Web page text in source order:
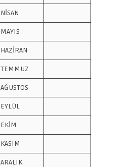
NİSAN
MAYIS
HAZİRAN
TEMMUZ
AĞUSTOS
EYLÜL
EKİM
KASIM
ARALIK